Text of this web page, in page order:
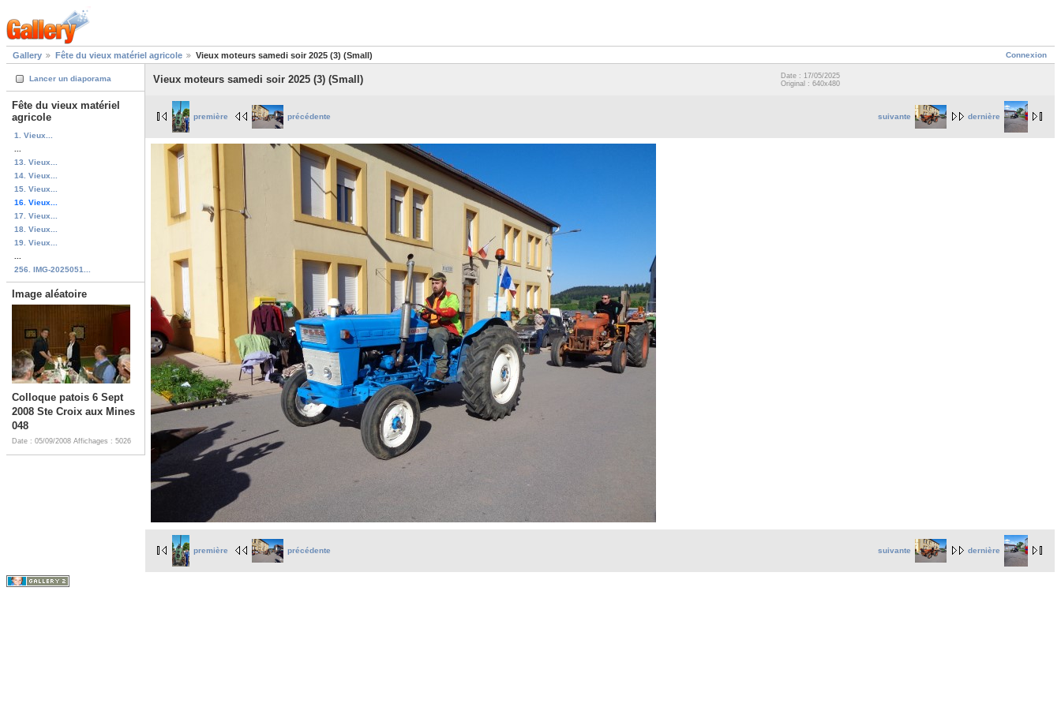
Connexion
Gallery Fête du vieux matériel agricole Vieux moteurs samedi soir 2025 (3) (Small)
Lancer un diaporama
Fête du vieux matériel
agricole
1. Vieux...
13. Vieux...
14. Vieux...
15. Vieux...
16. Vieux...
17. Vieux...
18. Vieux...
19. Vieux...
256. IMG-2025051...
Image aléatoire
Colloque patois 6 Sept
2008 Ste Croix aux Mines
048
Date : 05/09/2008 Affichages : 5026
Vieux moteurs samedi soir 2025 (3) (Small)
Date : 17/05/2025
Original : 640x480
suivante dernière
première précédente
suivante dernière
première précédente